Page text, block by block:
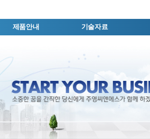
제품안내 기술자료